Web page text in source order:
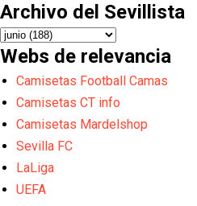
Archivo del Sevillista
Webs de relevancia
Camisetas Football Camas
Camisetas CT info
Camisetas Mardelshop
Sevilla FC
LaLiga
UEFA